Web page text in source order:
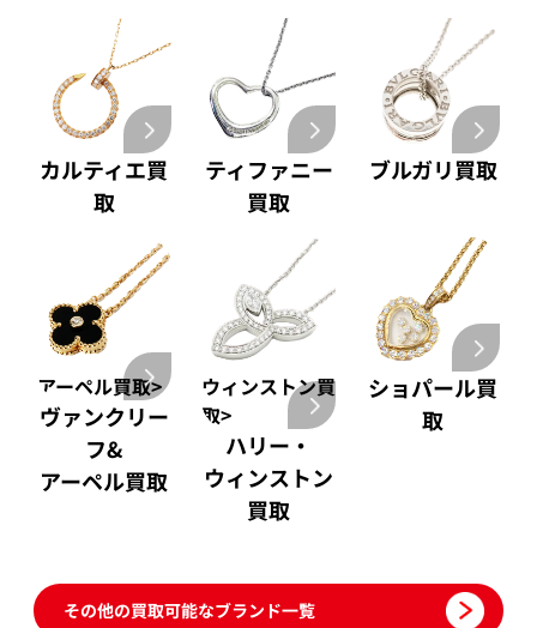
カルティエ買
取
ティファニー
買取
ブルガリ買取
アーペル買取>
ヴァンクリー
フ&
アーペル買取
ウィンストン買
取>
ハリー・
ウィンストン
買取
ショパール買
取
その他の買取可能なブランド一覧